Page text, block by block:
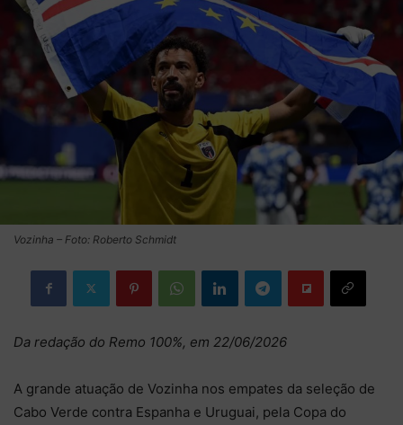
Vozinha – Foto: Roberto Schmidt
Da redação do Remo 100%, em 22/06/2026
A grande atuação de Vozinha nos empates da seleção de
Cabo Verde contra Espanha e Uruguai, pela Copa do